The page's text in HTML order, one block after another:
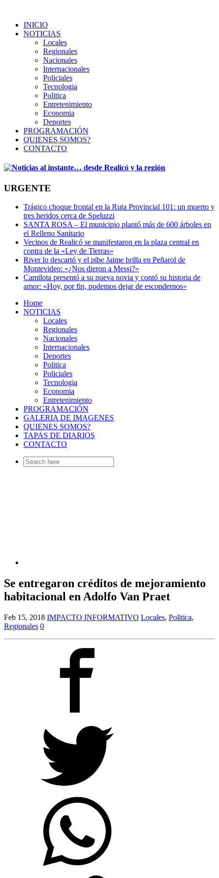
INICIO
NOTICIAS
Locales
Regionales
Nacionales
Internacionales
Policiales
Tecnologia
Politica
Entretenimiento
Economia
Deportes
PROGRAMACIÓN
QUIENES SOMOS?
CONTACTO
URGENTE
Trágico choque frontal en la Ruta Provincial 101: un muerto y
tres heridos cerca de Speluzzi
SANTA ROSA – El municipio plantó más de 600 árboles en
el Relleno Sanitario
Vecinos de Realicó se manifestaron en la plaza central en
contra de la «Ley de Tierras»
River lo descartó y el pibe Jaime brilla en Peñarol de
Montevideo: «¿Nos dieron a Messi?»
Camilota presentó a su nueva novia y contó su historia de
amor: «Hoy, por fin, podemos dejar de escondernos»
Home
NOTICIAS
Locales
Regionales
Nacionales
Internacionales
Deportes
Politica
Policiales
Tecnologia
Economia
Entretenimiento
PROGRAMACIÓN
GALERIA DE IMAGENES
QUIENES SOMOS?
TAPAS DE DIARIOS
CONTACTO
Search
for:
Se entregaron créditos de mejoramiento
habitacional en Adolfo Van Praet
Feb 15, 2018 IMPACTO INFORMATIVO Locales, Politica,
Regionales 0